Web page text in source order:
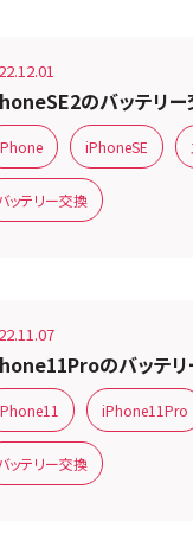
のバッテリー
iPhoneSE
ッテリー交換
のバッテリ
iPhone11Pro
ッテリー交換